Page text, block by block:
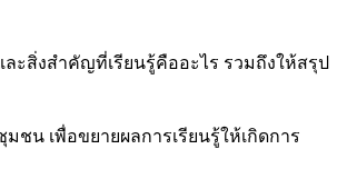
ะสิ่งสำคัญที่เรียนรู้คืออะไร รวมถึงให้สรุป
ชน เพื่อขยายผลการเรียนรู้ให้เกิดการ